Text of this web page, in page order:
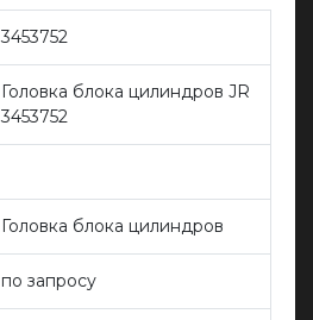
3453752
Головка блока цилиндров JR
3453752
Головка блока цилиндров
по запросу